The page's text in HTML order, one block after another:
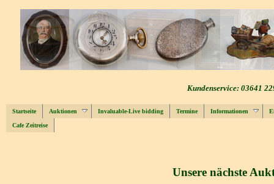
Kundenservice: 03641
Startseite Auktionen Invaluable-Live bidding Termine Informationen
Cafe Zeitreise
Unsere nächste